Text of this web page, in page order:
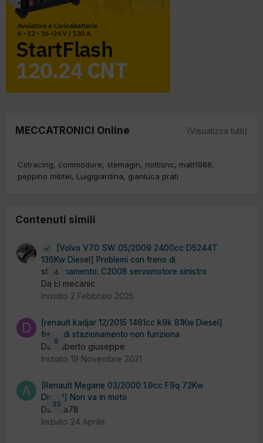
MECCATRONICI Online (Visualizza tutti)
Cstracing commodore stemagin riottisnc
matt1988
peppino mibtel
Luigigiardina gianluca prati
Contenuti simili
4
[Volvo V70 SW 05/2009 2400cc D5244T
136Kw Diesel] Problemi con freno di
stazionamento: C2008 servomotore sinistro
Da El mecanic
Iniziato 2 Febbraio 2025
6
[renault kadjar 12/2015 1461cc k9k 81Kw Diesel]
freno di stazionamento non funziona
Da diliberto giuseppe
Iniziato 19 Novembre 2021
35
[Renault Megane 03/2000 1.9cc F9q 72Kw
Diesel] Non va in moto
Da alfa78
Iniziato 24 Aprile